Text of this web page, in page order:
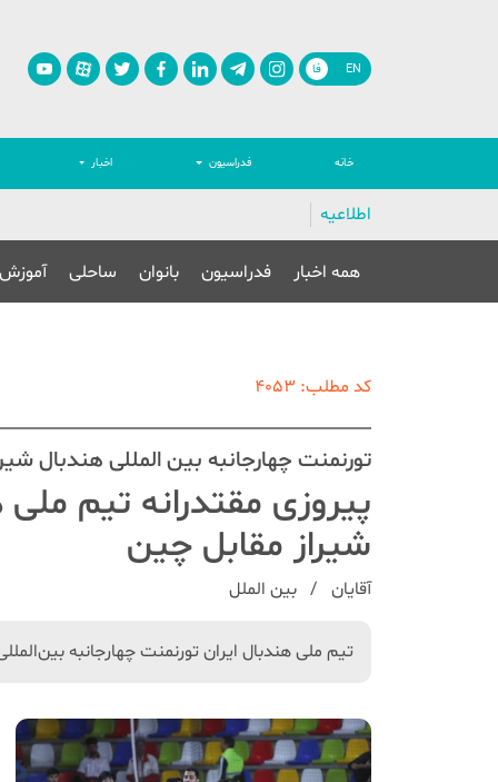
EN فا
خانه فدراسیون اخبار
اطلاعیه
همه اخبار فدراسیون بانوان ساحلی آموزش
کد مطلب: 4053
تورنمنت چهارجانبه بین المللی هندبال شیراز(جام وفاق و
پیروزی مقتدرانه تیم ملی
شیراز مقابل چین
آقایان بین الملل
تیم ملی هندبال ایران تورنمنت چهارجانبه